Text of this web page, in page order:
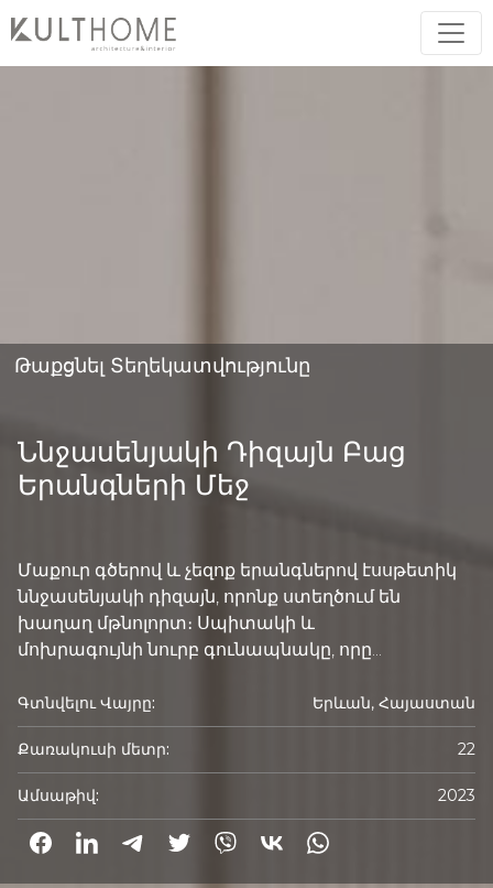
Թաքցնել Տեղեկատվությունը
Ննջասենյակի Դիզայն Բաց
Երանգների Մեջ
Մաքուր գծերով և չեզոք երանգներով էսսթետիկ
ննջասենյակի դիզայն, որոնք ստեղծում են
խաղաղ մթնոլորտ։ Սպիտակի և
մոխրագույնի նուրբ գունապնակը, որը...
Գտնվելու Վայրը: Երևան, Հայաստան
Քառակուսի մետր: 22
Ամսաթիվ: 2023